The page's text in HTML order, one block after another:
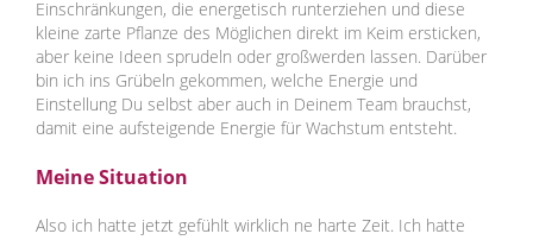
Einschränkungen, die energetisch runterziehen und diese
kleine zarte Pflanze des Möglichen direkt im Keim ersticken,
aber keine Ideen sprudeln oder großwerden lassen. Darüber
bin ich ins Grübeln gekommen, welche Energie und
Einstellung Du selbst aber auch in Deinem Team brauchst,
damit eine aufsteigende Energie für Wachstum entsteht.
Meine Situation
Also ich hatte jetzt gefühlt wirklich ne harte Zeit. Ich hatte